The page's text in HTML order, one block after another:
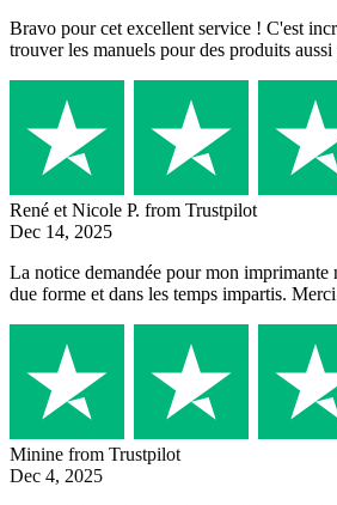
Bravo pour cet excellent service ! C'est
trouver les manuels pour des produits aussi
René et Nicole P. from Trustpilot
Dec 14, 2025
La notice demandée pour mon imprimante
due forme et dans les temps impartis.
Minine from Trustpilot
Dec 4, 2025